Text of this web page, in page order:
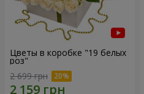
Цветы в коробке "19 белых
роз"
2 699 грн